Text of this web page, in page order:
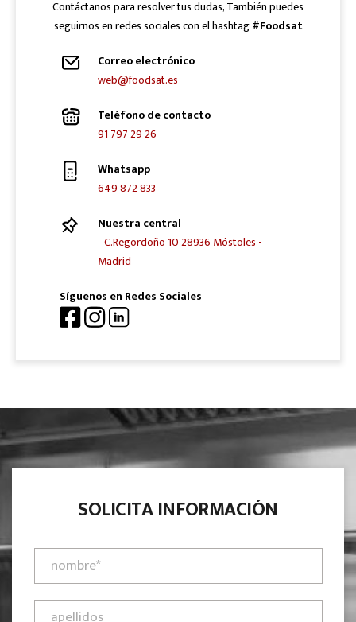
Contáctanos para resolver tus dudas, También puedes
seguirnos en redes sociales con el hashtag#Foodsat
Correo electrónico
web@foodsat.es
Teléfono de contacto
91 797 29 26
Whatsapp
649 872 833
Nuestra central
C.Regordoño 10 28936 Móstoles -
Madrid
Síguenos en Redes Sociales
SOLICITA INFORMACIÓN